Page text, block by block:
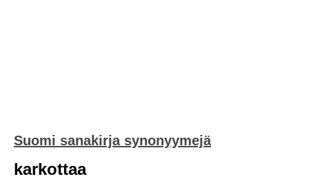
Suomi sanakirja synonyymejä
karkottaa